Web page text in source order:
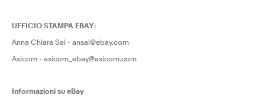
UFFICIO STAMPA EBAY:
Anna Chiara Sai - ansai@ebay.com
Axicom - axicom_ebay@axicom.com
Informazioni su eBay